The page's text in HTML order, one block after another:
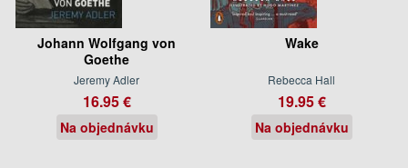
Johann Wolfgang von
Goethe
Jeremy Adler
16.95 €
Na objednávku
Wake
Rebecca Hall
19.95 €
Na objednávku